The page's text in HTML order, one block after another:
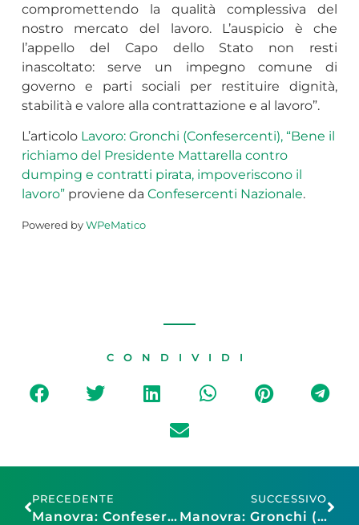
compromettendo la qualità complessiva del
nostro mercato del lavoro. L’auspicio è che
l’appello del Capo dello Stato non resti
inascoltato: serve un impegno comune di
governo e parti sociali per restituire dignità,
stabilità e valore alla contrattazione e al lavoro”.
L’articolo Lavoro: Gronchi (Confesercenti), “Bene il
richiamo del Presidente Mattarella contro
dumping e contratti pirata, impoveriscono il
lavoro”proviene da Confesercenti Nazionale.
Powered by WPeMatico
CONDIVIDI
PRECEDENTE
Manovra: Confesercenti, DPFP certifica l’eccesso di pressione fiscale, la rimodulazione Irpef liberi più risorse per rilanciare i consumi
SUCCESSIVO
Manovra: Gronchi (Confesercenti), “Ci sono risposte importanti, ma poche risorse. Fare di più sul fisco, pressione vicina al 43%”